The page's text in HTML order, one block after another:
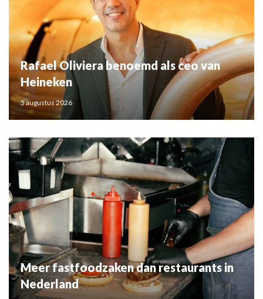
Rafael Oliviera benoemd als ceo van
Heineken
5 augustus 2026
Meer fastfoodzaken dan restaurants in
Nederland